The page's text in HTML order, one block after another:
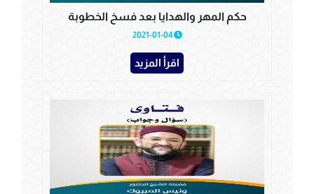
حكم المهر والهدايا بعد فسخ الخطوبة
2021-01-04
اقرأ المزيد